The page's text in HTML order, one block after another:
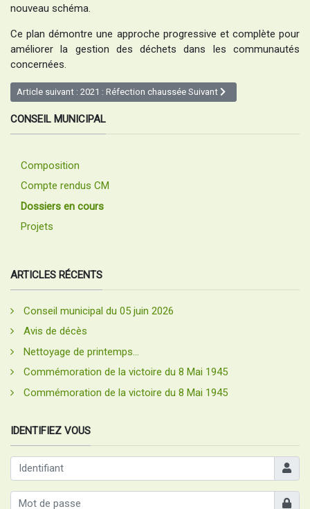
nouveau schéma.
Ce plan démontre une approche progressive et complète pour
améliorer la gestion des déchets dans les communautés
concernées.
Article suivant : 2021 : Réfection chaussée Suivant
CONSEIL MUNICIPAL
Composition
Compte rendus CM
Dossiers en cours
Projets
ARTICLES RÉCENTS
Conseil municipal du 05 juin 2026
Avis de décès
Nettoyage de printemps...
Commémoration de la victoire du 8 Mai 1945
Commémoration de la victoire du 8 Mai 1945
IDENTIFIEZ VOUS
Afficher